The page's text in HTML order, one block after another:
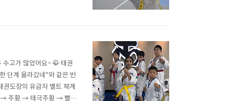
고가 많았어요~ 🥋 태권
단계 올라갔네"와 같은 반
권도장의 유급자 밸트 체계
주황 → 태극주황 → 빨강